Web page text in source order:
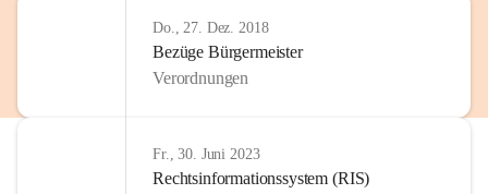
Do., 27. Dez. 2018
Bezüge Bürgermeister
Verordnungen
Fr., 30. Juni 2023
Rechtsinformationssystem (RIS)